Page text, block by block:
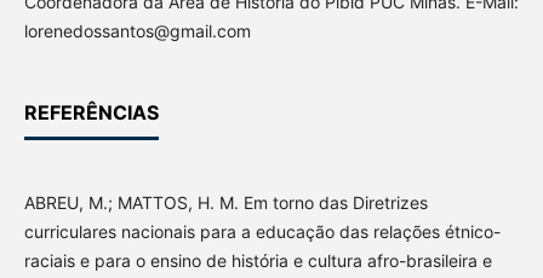
lorenedossantos@gmail.com
REFERÊNCIAS
ABREU, M.; MATTOS, H. M. Em torno das Diretrizes
curriculares nacionais para a educação das relações étnico-
raciais e para o ensino de história e cultura afro-brasileira e